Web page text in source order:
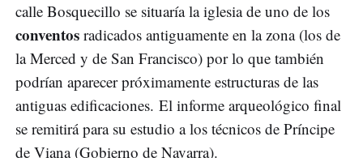
calle Bosquecillo se situaría la iglesia de uno de los
conventos radicados antiguamente en la zona (los de
la Merced y de San Francisco) por lo que también
podrían aparecer próximamente estructuras de las
antiguas edificaciones. El informe arqueológico final
se remitirá para su estudio a los técnicos de Príncipe
de Viana (Gobierno de Navarra).